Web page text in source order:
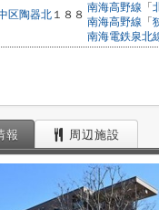
区陶器北 １８８
南海高野線 「
南海高野線 「
南海電鉄泉北
報 周辺施設